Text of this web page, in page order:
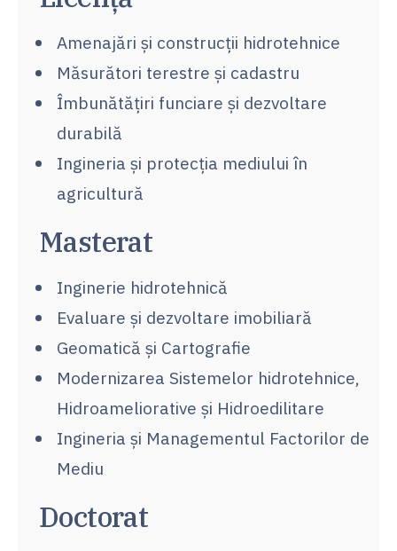
Amenajări şi construcţii hidrotehnice
Măsurători terestre şi cadastru
Îmbunătăţiri funciare şi dezvoltare
durabilă
Ingineria şi protecţia mediului în
agricultură
Masterat
Inginerie hidrotehnică
Evaluare şi dezvoltare imobiliară
Geomatică şi Cartografie
Modernizarea Sistemelor hidrotehnice,
Hidroameliorative şi Hidroedilitare
Ingineria şi Managementul Factorilor de
Mediu
Doctorat